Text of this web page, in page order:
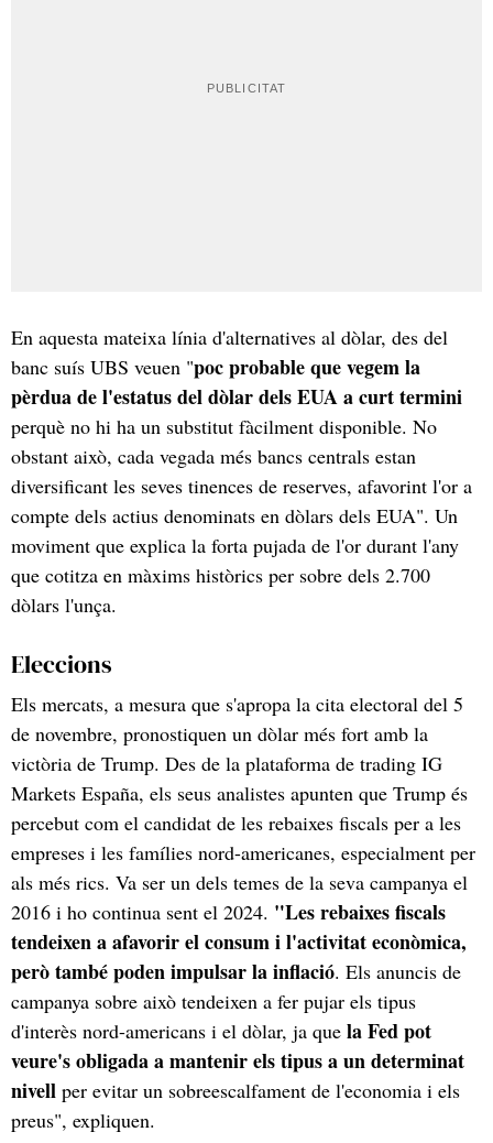
En aquesta mateixa línia d'alternatives al dòlar, des del
banc suís UBS veuen "poc probable que vegem la
pèrdua de l'estatus del dòlar dels EUA a curt termini
perquè no hi ha un substitut fàcilment disponible. No
obstant això, cada vegada més bancs centrals estan
diversificant les seves tinences de reserves, afavorint l'or a
compte dels actius denominats en dòlars dels EUA". Un
moviment que explica la forta pujada de l'or durant l'any
que cotitza en màxims històrics per sobre dels 2.700
dòlars l'unça.
Eleccions
Els mercats, a mesura que s'apropa la cita electoral del 5
de novembre, pronostiquen un dòlar més fort amb la
victòria de Trump. Des de la plataforma de trading IG
Markets España, els seus analistes apunten que Trump és
percebut com el candidat de les rebaixes fiscals per a les
empreses i les famílies nord-americanes, especialment per
als més rics. Va ser un dels temes de la seva campanya el
2016 i ho continua sent el 2024. "Les rebaixes fiscals
tendeixen a afavorir el consum i l'activitat econòmica,
però també poden impulsar la inflació. Els anuncis de
campanya sobre això tendeixen a fer pujar els tipus
d'interès nord-americans i el dòlar, ja que la Fed pot
veure's obligada a mantenir els tipus a un determinat
nivell per evitar un sobreescalfament de l'economia i els
preus", expliquen.